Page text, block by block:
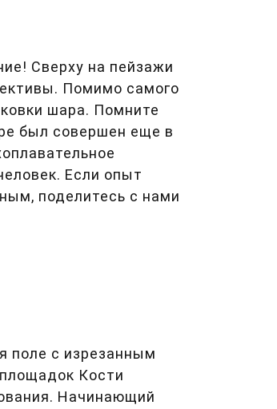
Сверху на пейзажи
Помимо самого
шара. Помните
был совершен еще в
Если опыт
поделитесь с нами
поле с изрезанным
Кости
Начинающий